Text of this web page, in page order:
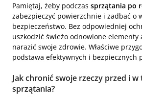
Pamiętaj, żeby podczas sprzątania po
zabezpieczyć powierzchnie i zadbać o
bezpieczeństwo. Bez odpowiedniej
uszkodzić świeżo odnowione elementy
narazić swoje zdrowie. Właściwe
podstawa efektywnych i bezpiecznych
Jak chronić swoje rzeczy przed i w
sprzątania?